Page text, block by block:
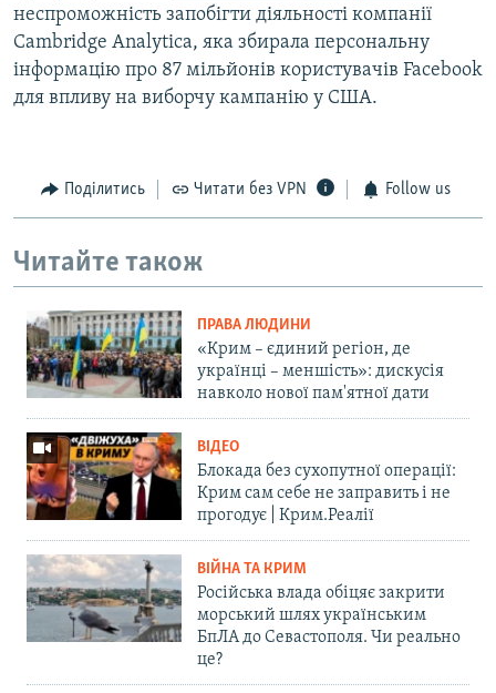
неспроможність запобігти діяльності компанії
Cambridge Analytica, яка збирала персональну
інформацію про 87 мільйонів користувачів Facebook
для впливу на виборчу кампанію у США.
Поділитись Читати без VPN Follow us
Читайте також
ПРАВА ЛЮДИНИ
«Крим – єдиний регіон, де
українці – меншість»: дискусія
навколо нової пам'ятної дати
ВІДЕО
Блокада без сухопутної операції:
Крим сам себе не заправить і не
прогодує | Крим.Реалії
ВІЙНА ТА КРИМ
Російська влада обіцяє закрити
морський шлях українським
БпЛА до Севастополя. Чи реально
це?